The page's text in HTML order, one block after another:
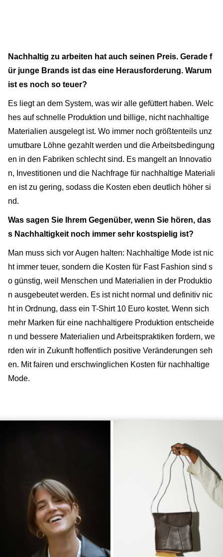
Nachhaltig zu arbeiten hat auch seinen Preis. Gerade f
ür junge Brands ist das eine Herausforderung. Warum
ist es noch so teuer?
Es liegt an dem System, was wir alle gefüttert haben. Welc
hes auf schnelle Produktion und billige, nicht nachhaltige
Materialien ausgelegt ist. Wo immer noch größtenteils unz
umutbare Löhne gezahlt werden und die Arbeitsbedingung
en in den Fabriken schlecht sind. Es mangelt an Innovatio
n, Investitionen und die Nachfrage für nachhaltige Materiali
en ist zu gering, sodass die Kosten eben deutlich höher si
nd.
Was sagen Sie Ihrem Gegenüber, wenn Sie hören, das
s Nachhaltigkeit noch immer sehr kostspielig ist?
Man muss sich vor Augen halten: Nachhaltige Mode ist nic
ht immer teuer, sondern die Kosten für Fast Fashion sind s
o günstig, weil Menschen und Materialien in der Produktio
n ausgebeutet werden. Es ist nicht normal und definitiv nic
ht in Ordnung, dass ein T-Shirt 10 Euro kostet. Wenn sich
mehr Marken für eine nachhaltigere Produktion entscheide
n und bessere Materialien und Arbeitspraktiken fordern, we
rden wir in Zukunft hoffentlich positive Veränderungen seh
en. Mit fairen und erschwinglichen Kosten für nachhaltige
Mode.